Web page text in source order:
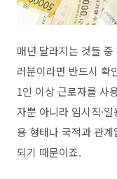
매년 달라지는 것들
러분이라면 반드시 확
1인 이상 근로자를 사
자뿐 아니라 임시직·
용 형태나 국적과 관
되기 때문이죠.